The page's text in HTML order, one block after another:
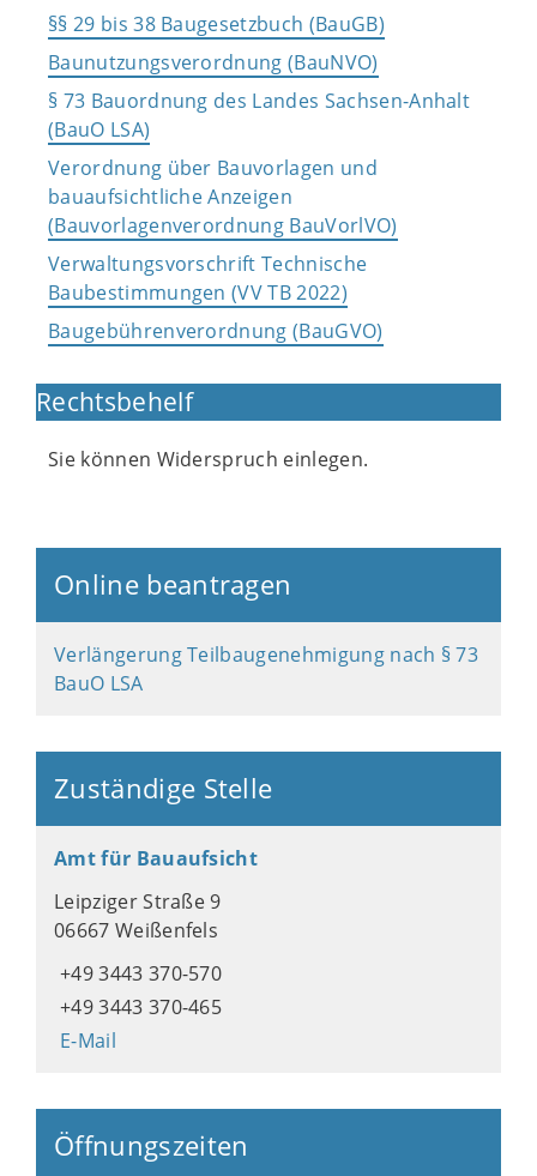
§§ 29 bis 38 Baugesetzbuch (BauGB)
Baunutzungsverordnung (BauNVO)
§ 73 Bauordnung des Landes Sachsen-Anhalt
(BauO LSA)
Verordnung über Bauvorlagen und
bauaufsichtliche Anzeigen
(Bauvorlagenverordnung BauVorlVO)
Verwaltungsvorschrift Technische
Baubestimmungen (VV TB 2022)
Baugebührenverordnung (BauGVO)
Rechtsbehelf
Sie können Widerspruch einlegen.
Online beantragen
Verlängerung Teilbaugenehmigung nach § 73
BauO LSA
Zuständige Stelle
Amt für Bauaufsicht
Leipziger Straße 9
06667 Weißenfels
+49 3443 370-570
+49 3443 370-465
E-Mail
Öffnungszeiten